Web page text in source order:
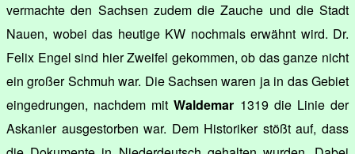
vermachte den Sachsen zudem die Zauche und die Stadt
Nauen, wobei das heutige KW nochmals erwähnt wird. Dr.
Felix Engel sind hier Zweifel gekommen, ob das ganze nicht
ein großer Schmuh war. Die Sachsen waren ja in das Gebiet
eingedrungen, nachdem mitWaldemar 1319 die Linie der
Askanier ausgestorben war. Dem Historiker stößt auf, dass